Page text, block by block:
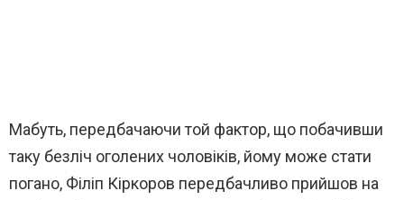
Мабуть, передбачаючи той фактор, що побачивши
таку безліч оголених чоловіків, йому може стати
погано, Філіп Кіркоров передбачливо прийшов на